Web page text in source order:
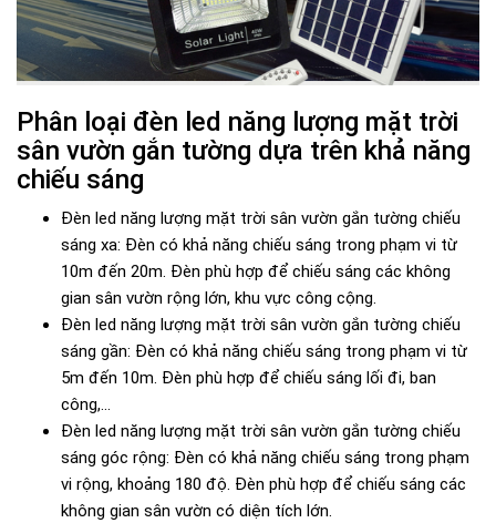
Phân loại đèn led năng lượng mặt trời
sân vườn gắn tường dựa trên khả năng
chiếu sáng
Đèn led năng lượng mặt trời sân vườn gắn tường chiếu
sáng xa: Đèn có khả năng chiếu sáng trong phạm vi từ
10m đến 20m. Đèn phù hợp để chiếu sáng các không
gian sân vườn rộng lớn, khu vực công cộng.
Đèn led năng lượng mặt trời sân vườn gắn tường chiếu
sáng gần: Đèn có khả năng chiếu sáng trong phạm vi từ
5m đến 10m. Đèn phù hợp để chiếu sáng lối đi, ban
công,...
Đèn led năng lượng mặt trời sân vườn gắn tường chiếu
sáng góc rộng: Đèn có khả năng chiếu sáng trong phạm
vi rộng, khoảng 180 độ. Đèn phù hợp để chiếu sáng các
không gian sân vườn có diện tích lớn.